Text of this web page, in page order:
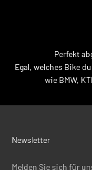
Perfekt
Egal, welches Bike
wie BMW,
Newsletter
Melden Sie sich für